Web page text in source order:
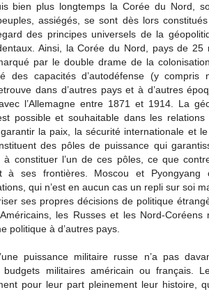
bien plus longtemps la Corée du Nord,
assiégés, se sont dès lors
des principes universels de la
Ainsi, la Corée du Nord, pays de 25
par le double drame de la
des capacités d’autodéfense (y compris
dans d’autres pays et à d’autres
l’Allemagne entre 1871 et 1914. La
possible et souhaitable dans les relations
la paix, la sécurité internationale et
des pôles de puissance qui
à constituer l’un de ces pôles, ce que
à ses frontières. Moscou et
qui n’est en aucun cas un repli sur soi
ses propres décisions de politique
les Russes et les Nord-Coréens
politique à d’autres pays.
puissance militaire russe n’a pas
budgets militaires américain ou français.
pour leur part pleinement leur histoire,